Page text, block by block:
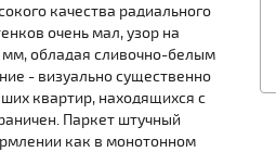
качества радиального
очень мал, узор на
мм, обладая сливочно-белым
- визуально существенно
квартир, находящихся с
Паркет штучный
как в монотонном